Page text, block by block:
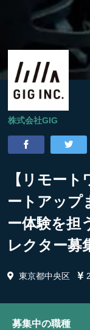
株式会社GIG
【リモー
ートアップ
ー体験を担
レクター募
東京都中央区
募集中の職種